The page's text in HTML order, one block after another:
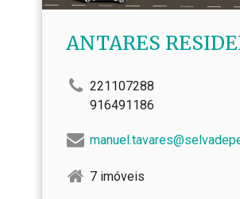
ANTARES
221107288
916491186
7 imóveis